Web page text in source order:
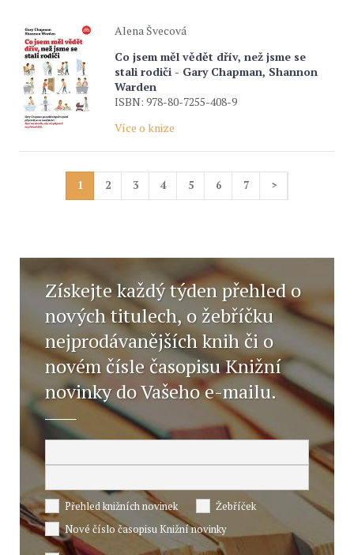
Alena Švecová
Co jsem měl vědět dřív, než jsme se
stali rodiči - Gary Chapman, Shannon
Warden
ISBN: 978-80-7255-408-9
Více o knize
1 2 3 4 5 6 7 >
Získejte každý týden přehled o
nových titulech, o žebříčku
nejprodávanějších knih či o
novém čísle časopisu Knižní
novinky do Vašeho e-mailu.
Přehled knižních novinek
Žebříček
Nové číslo časopisu Knižní novinky